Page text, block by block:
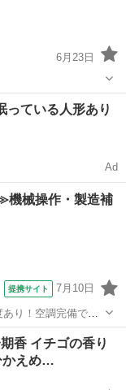
6月23日
っている人形あり
Ad
械操作・製造補
提携サイト 7月10日
り！空調完備で快
償貸与★マイカー通
香 イチゴの香り
かえめ…